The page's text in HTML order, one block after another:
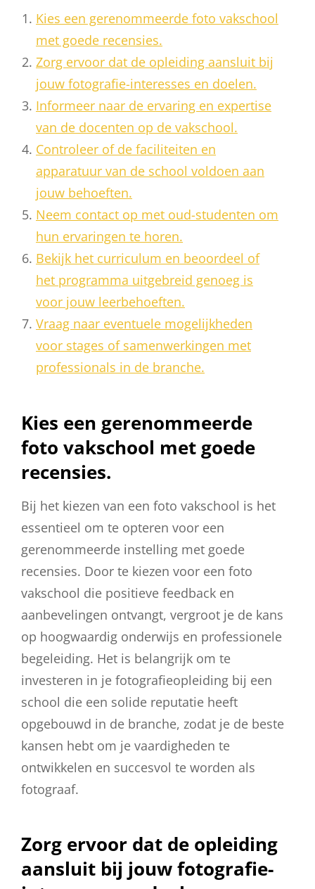
Kies een gerenommeerde foto vakschool
met goede recensies.
Zorg ervoor dat de opleiding aansluit bij
jouw fotografie-interesses en doelen.
Informeer naar de ervaring en expertise
van de docenten op de vakschool.
Controleer of de faciliteiten en
apparatuur van de school voldoen aan
jouw behoeften.
Neem contact op met oud-studenten om
hun ervaringen te horen.
Bekijk het curriculum en beoordeel of
het programma uitgebreid genoeg is
voor jouw leerbehoeften.
Vraag naar eventuele mogelijkheden
voor stages of samenwerkingen met
professionals in de branche.
Kies een gerenommeerde
foto vakschool met goede
recensies.
Bij het kiezen van een foto vakschool is het
essentieel om te opteren voor een
gerenommeerde instelling met goede
recensies. Door te kiezen voor een foto
vakschool die positieve feedback en
aanbevelingen ontvangt, vergroot je de kans
op hoogwaardig onderwijs en professionele
begeleiding. Het is belangrijk om te
investeren in je fotografieopleiding bij een
school die een solide reputatie heeft
opgebouwd in de branche, zodat je de beste
kansen hebt om je vaardigheden te
ontwikkelen en succesvol te worden als
fotograaf.
Zorg ervoor dat de opleiding
aansluit bij jouw fotografie-